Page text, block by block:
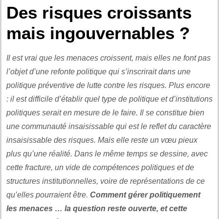
Des risques croissants
mais ingouvernables ?
Il est vrai que les menaces croissent, mais elles ne font pas
l’objet d’une refonte politique qui s’inscrirait dans une
politique préventive de lutte contre les risques. Plus encore
: il est difficile d’établir quel type de politique et d’institutions
politiques serait en mesure de le faire. Il se constitue bien
une communauté insaisissable qui est le reflet du caractère
insaisissable des risques. Mais elle reste un vœu pieux
plus qu’une réalité. Dans le même temps se dessine, avec
cette fracture, un vide de compétences politiques et de
structures institutionnelles, voire de représentations de ce
qu’elles pourraient être. Comment gérer politiquement
les menaces … la question reste ouverte, et cette